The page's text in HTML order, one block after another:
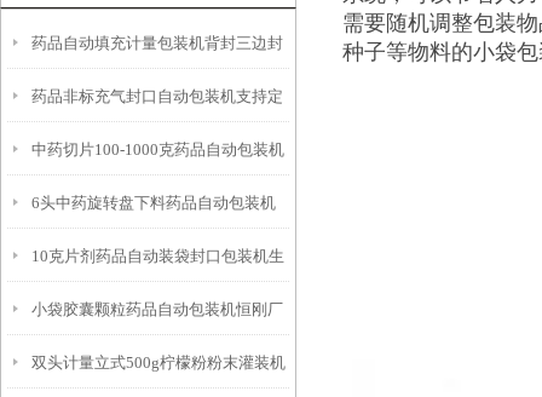
药品自动填充计量包装机背封三边封
厂家
药品非标充气封口自动包装机支持定
制
中药切片100-1000克药品自动包装机
简介
6头中药旋转盘下料药品自动包装机
可定制
10克片剂药品自动装袋封口包装机生
产商
小袋胶囊颗粒药品自动包装机恒刚厂
家
双头计量立式500g柠檬粉粉末灌装机
需要随机调整包装
种子等物料的小袋